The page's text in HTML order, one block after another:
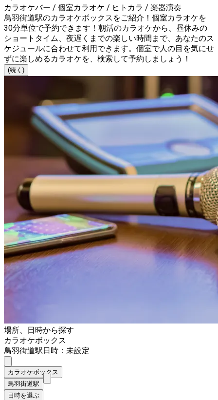
カラオケバー / 個室カラオケ / ヒトカラ / 楽器演奏
鳥羽街道駅のカラオケボックスをご紹介！個室カラオケを
30分単位で予約できます！朝活のカラオケから、昼休みの
ショートタイム、夜遅くまでの楽しい時間まで、あなたのス
ケジュールに合わせて利用できます。個室で人の目を気にせ
ずに楽しめるカラオケを、検索して予約しましょう！
(続く)
場所、日時から探す
カラオケボックス
鳥羽街道駅日時：未設定
カラオケボックス
鳥羽街道駅
日時を選ぶ